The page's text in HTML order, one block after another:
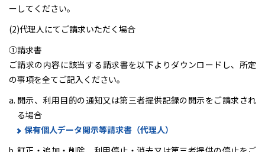
ーしてください。
(2)代理人にてご請求いただく場合
①請求書
ご請求の内容に該当する請求書を以下よりダウンロードし、所定
の事項を全てご記入ください。
開示、利用目的の通知又は第三者提供記録の開示をご請求され
る場合
保有個人データ開示等請求書（代理人）